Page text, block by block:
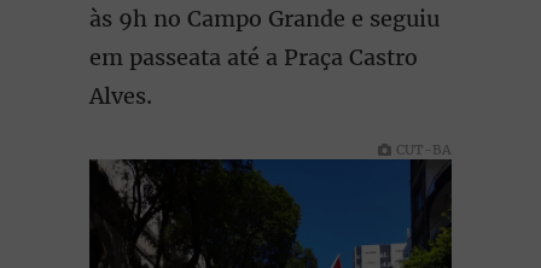
às 9h no Campo Grande e seguiu
em passeata até a Praça Castro
Alves.
CUT-BA